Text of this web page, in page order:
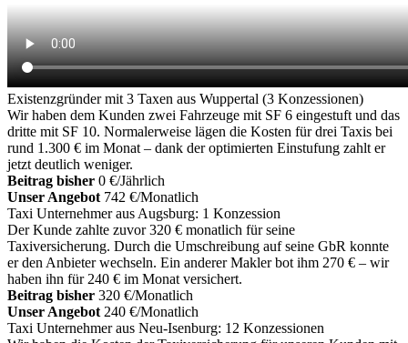
Existenzgründer mit 3 Taxen aus Wuppertal (3 Konzessionen)
Wir haben dem Kunden zwei Fahrzeuge mit SF 6 eingestuft und das
dritte mit SF 10. Normalerweise lägen die Kosten für drei Taxis bei
rund 1.300 € im Monat – dank der optimierten Einstufung zahlt er
jetzt deutlich weniger.
Beitrag bisher 0 €/Jährlich
Unser Angebot 742 €/Monatlich
Taxi Unternehmer aus Augsburg: 1 Konzession
Der Kunde zahlte zuvor 320 € monatlich für seine
Taxiversicherung. Durch die Umschreibung auf seine GbR konnte
er den Anbieter wechseln. Ein anderer Makler bot ihm 270 € – wir
haben ihn für 240 € im Monat versichert.
Beitrag bisher 320 €/Monatlich
Unser Angebot 240 €/Monatlich
Taxi Unternehmer aus Neu-Isenburg: 12 Konzessionen